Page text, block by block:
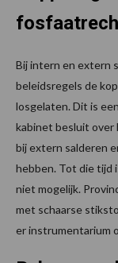
Bij intern en extern
beleidsregels de
losgelaten. Dit is
kabinet besluit over
bij extern salderen
hebben. Tot die tijd
niet mogelijk.
met schaarse
er instrumentarium